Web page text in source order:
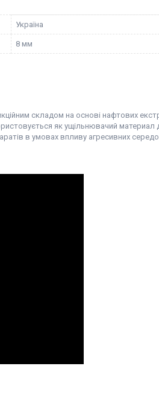
Україна
8 мм
складом на основі нафтових
як ущільнювачий
в умовах впливу агресивних